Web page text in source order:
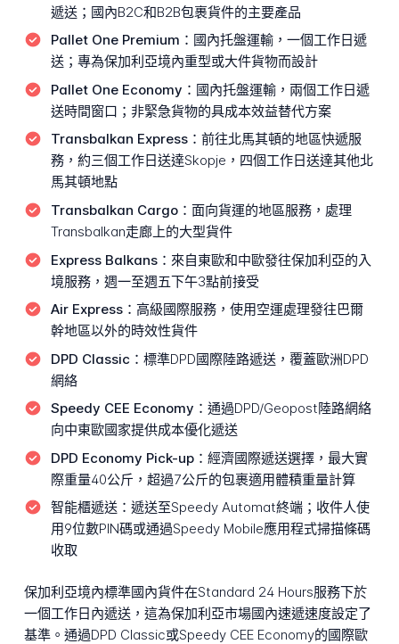
遞送；國內B2C和B2B包裹貨件的主要產品
Pallet One Premium： 國內托盤運輸，一個工作日遞
送；專為保加利亞境內重型或大件貨物而設計
Pallet One Economy： 國內托盤運輸，兩個工作日遞
送時間窗口；非緊急貨物的具成本效益替代方案
Transbalkan Express： 前往北馬其頓的地區快遞服
務，約三個工作日送達Skopje，四個工作日送達其他北
馬其頓地點
Transbalkan Cargo： 面向貨運的地區服務，處理
Transbalkan走廊上的大型貨件
Express Balkans： 來自東歐和中歐發往保加利亞的入
境服務，週一至週五下午3點前接受
Air Express： 高級國際服務，使用空運處理發往巴爾
幹地區以外的時效性貨件
DPD Classic： 標準DPD國際陸路遞送，覆蓋歐洲DPD
網絡
Speedy CEE Economy： 通過DPD/Geopost陸路網絡
向中東歐國家提供成本優化遞送
DPD Economy Pick-up： 經濟國際遞送選擇，最大實
際重量40公斤，超過7公斤的包裹適用體積重量計算
智能櫃遞送： 遞送至Speedy Automat終端；收件人使
用9位數PIN碼或通過Speedy Mobile應用程式掃描條碼
收取
保加利亞境內標準國內貨件在Standard 24 Hours服務下於
一個工作日內遞送，這為保加利亞市場國內速遞速度設定了
基準。通過DPD Classic或Speedy CEE Economy的國際歐